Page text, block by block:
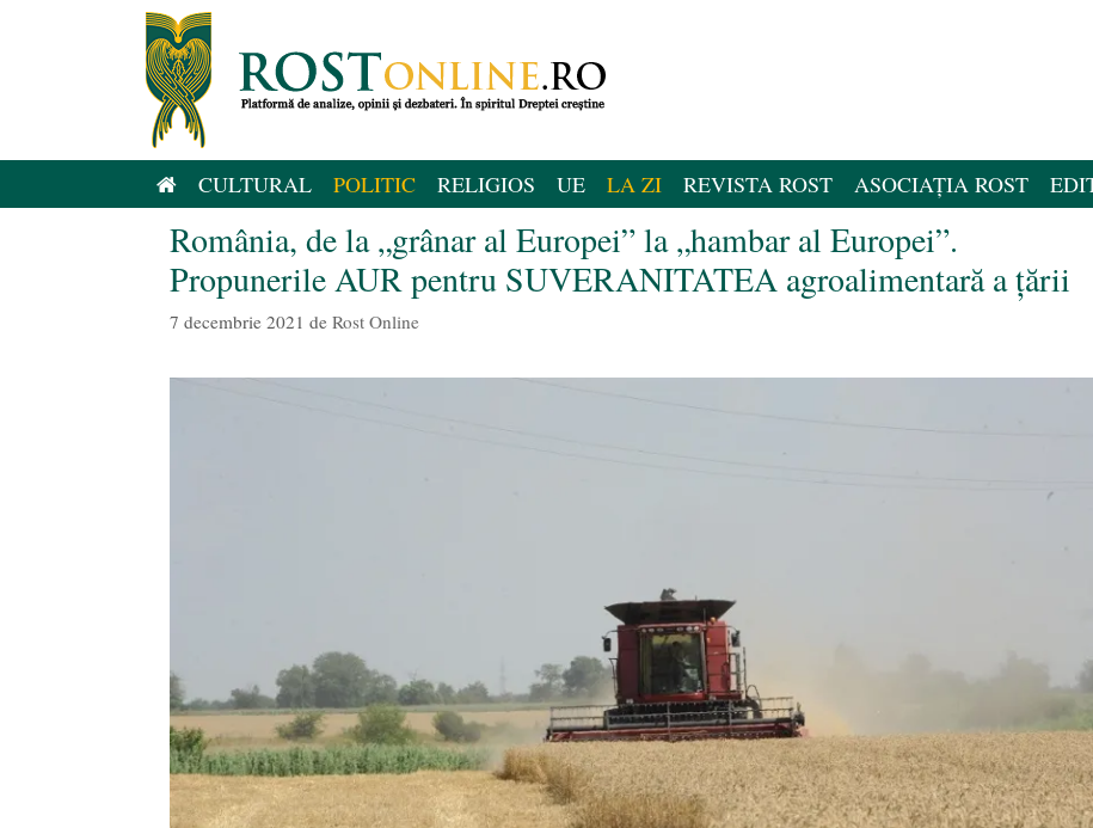
CULTURAL POLITIC RELIGIOS UE LA ZI REVISTA ROST ASOCIAȚIA ROST
România, de la „grânar al Europei” la „hambar al Europei”.
Propunerile AUR pentru SUVERANITATEA agroalimentară a țării
7 decembrie 2021 de Rost Online